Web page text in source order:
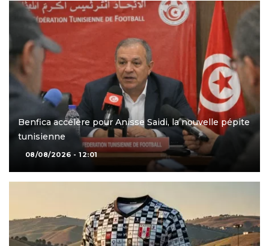
Benfica accélère pour Anisse Saidi, la nouvelle pépite
tunisienne
08/08/2026 - 12:01